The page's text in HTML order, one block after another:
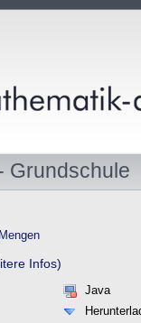
Grundschule
Infos)
Java